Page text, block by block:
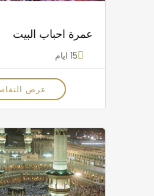
عمرة احباب البيت
15 ايام
عرض